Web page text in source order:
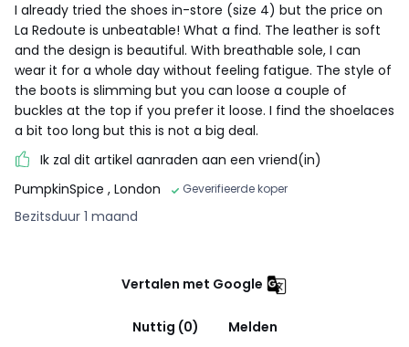
I already tried the shoes in-store (size 4) but the price on
La Redoute is unbeatable! What a find. The leather is soft
and the design is beautiful. With breathable sole, I can
wear it for a whole day without feeling fatigue. The style of
the boots is slimming but you can loose a couple of
buckles at the top if you prefer it loose. I find the shoelaces
a bit too long but this is not a big deal.
Ik zal dit artikel aanraden aan een vriend(in)
PumpkinSpice , London Geverifieerde koper
Bezitsduur 1 maand
Vertalen met Google
Nuttig (0)
Melden